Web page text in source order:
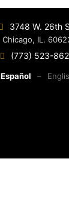
3748 W. 26th
Chicago, IL.
(773) 523-
Español –